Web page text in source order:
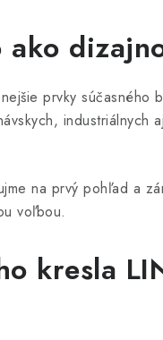
ako
prvky súčasného
industriálnych
na prvý pohľad a
voľbou.
kresla